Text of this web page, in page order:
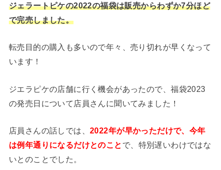
ジェラートピケの2022の福袋は販売からわずか7分ほど
で完売しました。
転売目的の購入も多いので年々、売り切れが早くなって
います！
ジエラピケの店舗に行く機会があったので、福袋2023
の発売日について店員さんに聞いてみました！
店員さんの話しでは、2022年が早かっただけで、今年
は例年通りになるだけとのこと で、特別遅いわけではな
いとのことでした。